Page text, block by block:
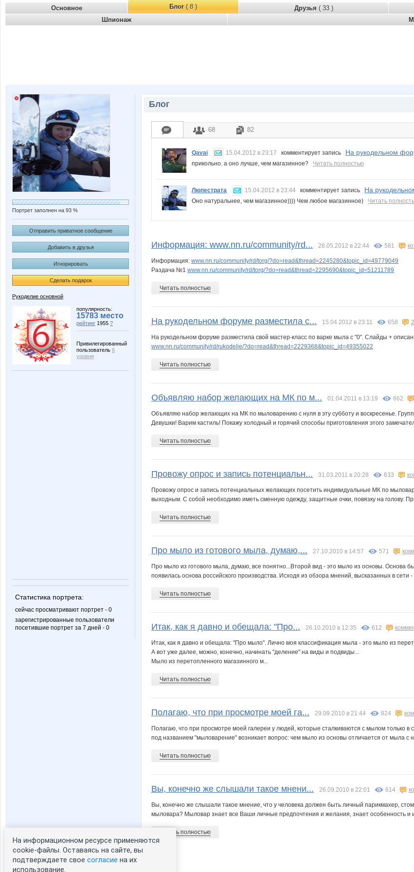
Основное Блог( 8 ) Друзья ( 33 )
Шпионаж
Портрет заполнен на 93 %
Отправить приватное сообщение
Добавить в друзья
Игнорировать
Сделать подарок
Рукоделие основной
популярность:
15783 место
рейтинг 1955 ?
Привилегированный
пользователь 6
уровня
Статистика портрета:
сейчас просматривают портрет - 0
зарегистрированные пользователи
посетившие портрет за 7 дней - 0
Блог
68 82
Qavai 15.04.2012 в 23:17 комментирует запись На рукодельном
прикольно. а оно лучше, чем магазинное? Читать полностью
Люпестрата 15.04.2012 в 23:44 комментирует запись На
Оно натуральнее, чем магазинное)))) Чем любое магазинное) Читать
Информация: www.nn.ru/community/rd... 28.05.2012 в 22:44 581
Информация: www.nn.ru/community/rd/torg/?do=read&thread=2245280&topic_id=49779049
Раздача №1 www.nn.ru/community/rd/torg/?do=read&thread=2295690&topic_id=51211789
Читать полностью
На рукодельном форуме разместила с... 15.04.2012 в 23:11 658
На рукодельном форуме разместила свой мастер-класс по варке мыла с "0". Слайды +
www.nn.ru/community/rd/rukodelie/?do=read&thread=2229368&topic_id=49355022
Читать полностью
Объявляю набор желающих на МК по м... 01.04.2011 в 13:19 662
Объявляю набор желающих на МК по мыловарению с нуля в эту субботу и воскресенье.
Девушки! Варим кастиль! Покажу холодный и горячий способы приготовления этого
Читать полностью
Провожу опрос и запись потенциальн... 31.03.2011 в 20:28 633
Провожу опрос и запись потенциальных желающих посетить индивидуальные МК по
выходным. С собой необходимо иметь сменную одежду, защитные очки, повязку на голову.
Читать полностью
Про мыло из готового мыла, думаю,... 27.10.2010 в 14:57 571
Про мыло из готового мыла, думаю, все понятно...Второй вид - это мыло из основы. Основа
появилась основа российского производства. Исходя из обзора мнений, высказанных в сети -
Читать полностью
Итак, как я давно и обещала: "Про... 26.10.2010 в 12:35 612
Итак, как я давно и обещала: "Про мыло". Лично моя классификация мыла - это мыло из
А вот уже далее, можно, конечно, начинать "деление" на виды и подвиды...
Мыло из перетопленного магазинного м...
Читать полностью
Полагаю, что при просмотре моей га... 29.09.2010 в 21:44 824
Полагаю, что при просмотре моей галереи у людей, которые сталкиваются с мылом только
под названием "мыловарение" возникает вопрос: чем мыло из основы отличается от мыла с
Читать полностью
Вы, конечно же слышали такое мнени... 26.09.2010 в 22:01 614
Вы, конечно же слышали такое мнение, что у человека должен быть личный парикмахер,
мыловара? Мыловар знает все Ваши личные предпочтения и желания, знает особенность и
Читать полностью
На информационном ресурсе применяются
cookie-файлы. Оставаясь на сайте, вы
подтверждаете свое согласие на их
использование.